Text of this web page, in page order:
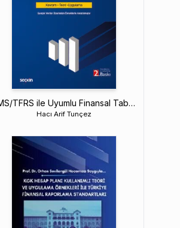
TMS/TFRS ile Uyumlu Finansal Tablolar Analizi
Hacı Arif Tunçez